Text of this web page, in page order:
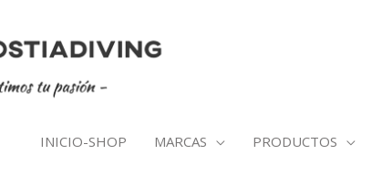
INICIO-SHOP MARCAS PRODUCTOS